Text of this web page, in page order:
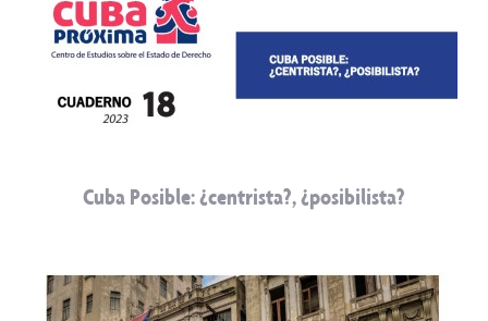
Cuba Posible: ¿centrista?, ¿posibilista?